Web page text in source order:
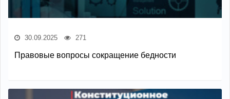
30.09.2025 271
Правовые вопросы сокращение бедности